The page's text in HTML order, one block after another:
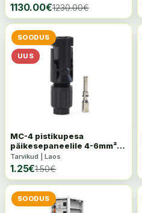
1130.00€1230.00€
SOODUS
UUS
MC-4 pistikupesa
päikesepaneelile 4-6mm²
1500VDC, IP68 emane
Tarvikud | Laos
1.25€1.50€
SOODUS